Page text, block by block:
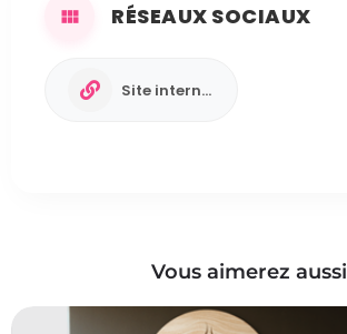
RÉSEAUX SOCIAUX
Site internet
Vous aimerez aussi